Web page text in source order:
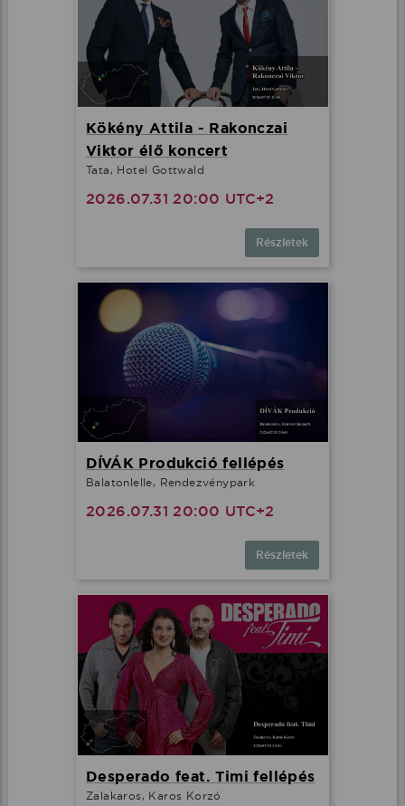
Kökény Attila - Rakonczai
Viktor élő koncert
Tata, Hotel Gottwald
2026.07.31 20:00 UTC+2
Részletek
DÍVÁK Produkció fellépés
Balatonlelle, Rendezvénypark
2026.07.31 20:00 UTC+2
Részletek
Desperado feat. Timi fellépés
Zalakaros, Karos Korzó
Ez az oldal cookie-kat használ
Adatainak biztonsága fontos számunkra
Weboldalunk a felhasználói élmény növelése, a
érdekében cookie-kat használ.